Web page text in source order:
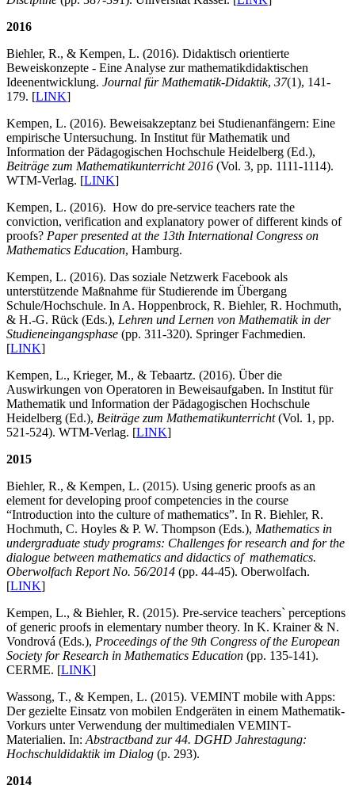
2016
Biehler, R., & Kempen, L. (2016). Didaktisch orientierte
Beweiskonzepte - Eine Analyse zur mathematikdidaktischen
Ideenentwicklung. Journal für Mathematik-Didaktik, 37(1), 141-
179. [LINK]
Kempen, L. (2016). Beweisakzeptanz bei Studienanfängern: Eine
empirische Untersuchung. In Institut für Mathematik und
Information der Pädagogischen Hochschule Heidelberg (Ed.),
Beiträge zum Mathematikunterricht 2016 (Vol. 3, pp. 1111-1114).
WTM-Verlag. [LINK]
Kempen, L. (2016). How do pre-service teachers rate the
conviction, verification and explanatory power of different kinds of
proofs? Paper presented at the 13th International Congress on
Mathematics Education, Hamburg.
Kempen, L. (2016). Das soziale Netzwerk Facebook als
unterstützende Maßnahme für Studierende im Übergang
Schule/Hochschule. In A. Hoppenbrock, R. Biehler, R. Hochmuth,
& H.-G. Rück (Eds.), Lehren und Lernen von Mathematik in der
Studieneingangsphase (pp. 311-320). Springer Fachmedien.
[LINK]
Kempen, L., Krieger, M., & Tebaartz. (2016). Über die
Auswirkungen von Operatoren in Beweisaufgaben. In Institut für
Mathematik und Information der Pädagogischen Hochschule
Heidelberg (Ed.), Beiträge zum Mathematikunterricht(Vol. 1, pp.
521-524). WTM-Verlag. [LINK]
2015
Biehler, R., & Kempen, L. (2015). Using generic proofs as an
element for developing proof competencies in the course
“Introduction into the culture of mathematics”. In R. Biehler, R.
Hochmuth, C. Hoyles & P. W. Thompson (Eds.), Mathematics in
undergraduate study programs: Challenges for research and for the
dialogue between mathematics and didactics of mathematics.
Oberwolfach Report No. 56/2014 (pp. 44-45). Oberwolfach.
[LINK]
Kempen, L., & Biehler, R. (2015). Pre-service teachers` perceptions
of generic proofs in elementary number theory. In K. Krainer & N.
Vondrová (Eds.), Proceedings of the 9th Congress of the European
Society for Research in Mathematics Education (pp. 135-141).
CERME. [LINK]
Wassong, T., & Kempen, L. (2015). VEMINT mobile with Apps:
Der gezielte Einsatz von mobilen Endgeräten in einem Mathematik-
Vorkurs unter Verwendung der multimedialen VEMINT-
Materialien. In: Abstractband zur 44. DGHD Jahrestagung:
Hochschuldidaktik im Dialog (p. 293).
2014